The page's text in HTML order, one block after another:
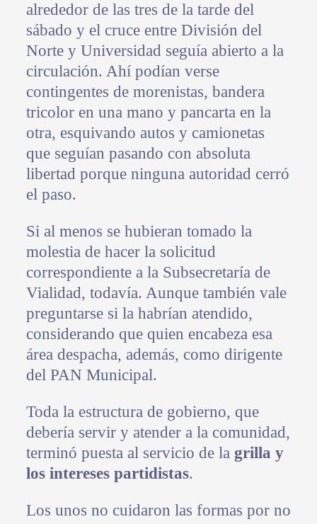
alrededor de las tres de la tarde del
sábado y el cruce entre División del
Norte y Universidad seguía abierto a la
circulación. Ahí podían verse
contingentes de morenistas, bandera
tricolor en una mano y pancarta en la
otra, esquivando autos y camionetas
que seguían pasando con absoluta
libertad porque ninguna autoridad cerró
el paso.
Si al menos se hubieran tomado la
molestia de hacer la solicitud
correspondiente a la Subsecretaría de
Vialidad, todavía. Aunque también vale
preguntarse si la habrían atendido,
considerando que quien encabeza esa
área despacha, además, como dirigente
del PAN Municipal.
Toda la estructura de gobierno, que
debería servir y atender a la comunidad,
terminó puesta al servicio de la grilla y
los intereses partidistas.
Los unos no cuidaron las formas por no